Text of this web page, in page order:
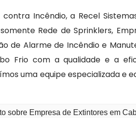
Incêndio, a Recel
Rede de Sprinklers,
de Alarme de Incêndio e
Frio com a qualidade e a
uma equipe especializada
sobre Empresa de Extintores em